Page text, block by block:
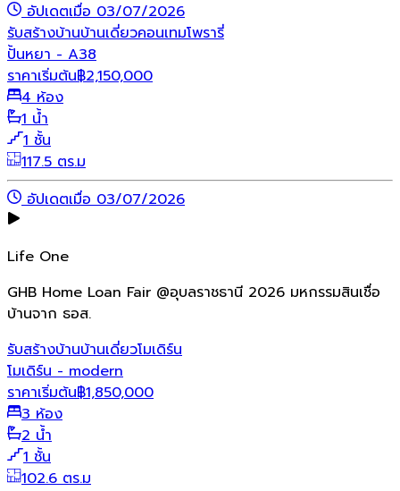
อัปเดตเมื่อ 03/07/2026
รับสร้างบ้านบ้านเดี่ยวคอนเทมโพรารี่
ปั้นหยา - A38
ราคาเริ่มต้น฿2,150,000
4 ห้อง
1 น้ำ
1 ชั้น
117.5 ตร.ม
อัปเดตเมื่อ 03/07/2026
Life One
GHB Home Loan Fair @อุบลราชธานี 2026 มหกรรมสินเชื่อ
บ้านจาก ธอส.
รับสร้างบ้านบ้านเดี่ยวโมเดิร์น
โมเดิร์น - modern
ราคาเริ่มต้น฿1,850,000
3 ห้อง
2 น้ำ
1 ชั้น
102.6 ตร.ม